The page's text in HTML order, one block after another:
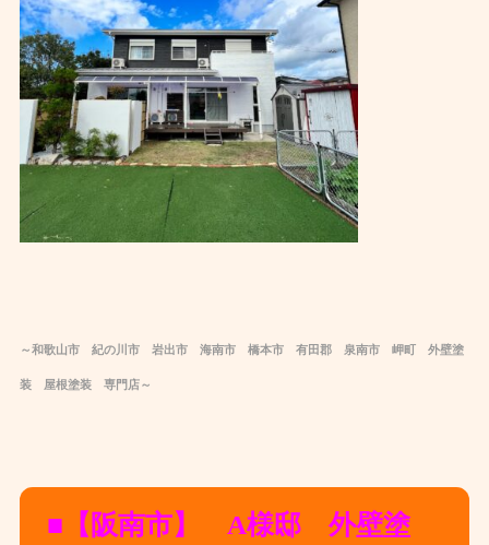
～和歌山市 紀の川市 岩出市 海南市 橋本市 有田郡 泉南市 岬町 外壁塗
装 屋根塗装 専門店～
■【阪南市】 A様邸 外壁塗